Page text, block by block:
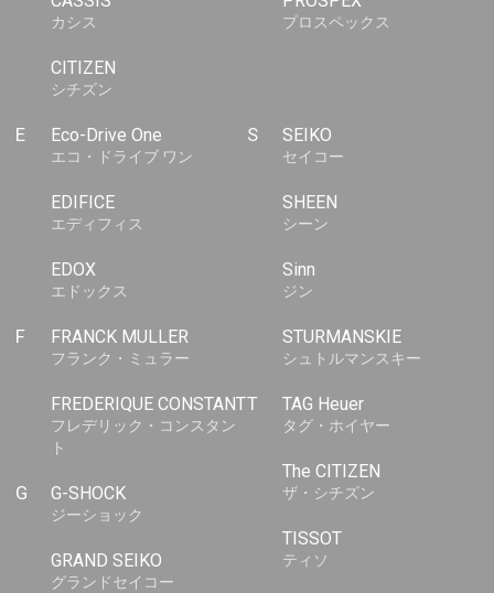
カシス
CITIZEN
シチズン
E Eco-Drive One
エコ・ドライブ ワン
EDIFICE
エディフィス
EDOX
エドックス
F FRANCK MULLER
フランク・ミュラー
FREDERIQUE CONSTANT
フレデリック・コンスタン
ト
G G-SHOCK
ジーショック
GRAND SEIKO
グランドセイコー
プロスペックス
S SEIKO
セイコー
SHEEN
シーン
Sinn
ジン
STURMANSKIE
シュトルマンスキー
T TAG Heuer
タグ・ホイヤー
The CITIZEN
ザ・シチズン
TISSOT
ティソ